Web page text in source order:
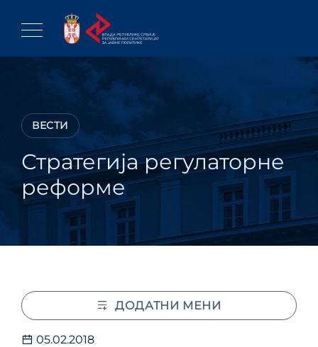
content
ВЕСТИ
Стратегија регулаторне
реформе
05.02.2018
ДОДАТНИ МЕНИ